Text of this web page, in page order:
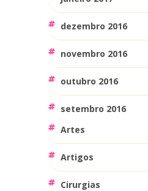
dezembro 2016
novembro 2016
outubro 2016
setembro 2016
Artes
Artigos
Cirurgias